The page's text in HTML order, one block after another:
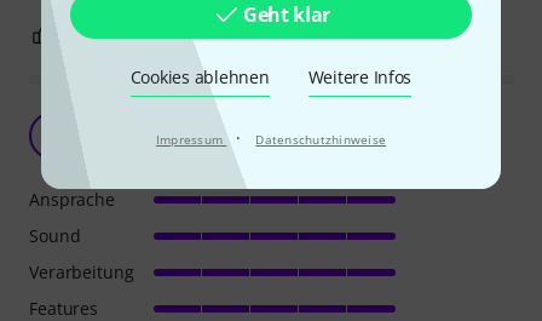
Geht klar
Cookies ablehnen Weitere Infos
Impressum · Datenschutzhinweise
0 BEWERTUNG MELDEN
Thomann CMS-600 S C-Melody Sax
einhörnchen 27.12.2020
Ansprache
Sound
Verarbeitung
Features